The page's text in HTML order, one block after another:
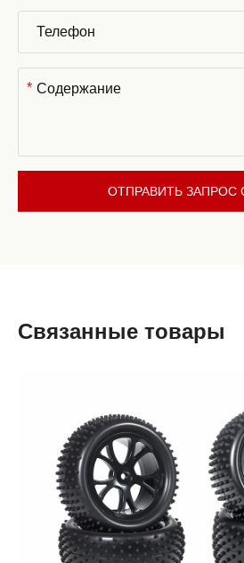
*
ОТПРАВИТЬ ЗАПРОС
Связанные товары